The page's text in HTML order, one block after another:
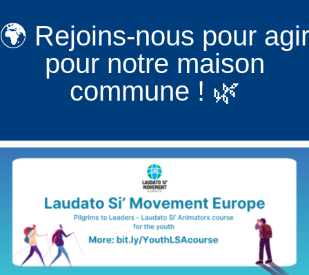
🌍 Rejoins-nous pour agir
pour notre maison
commune ! 🌿